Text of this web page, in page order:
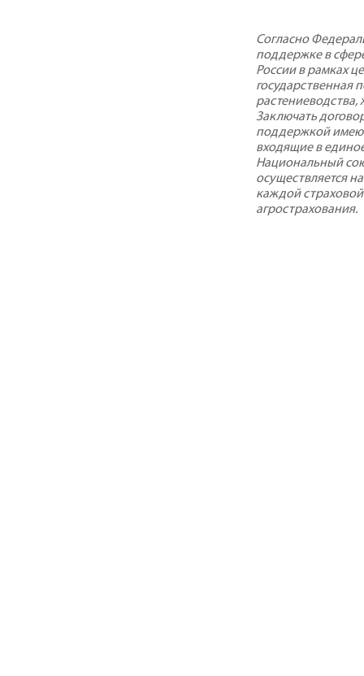
Согласно
поддержке в
России в рамках
государственная
растениеводства,
Заключать
поддержкой
входящие в
Национальный
осуществляется
каждой
агрострахования.